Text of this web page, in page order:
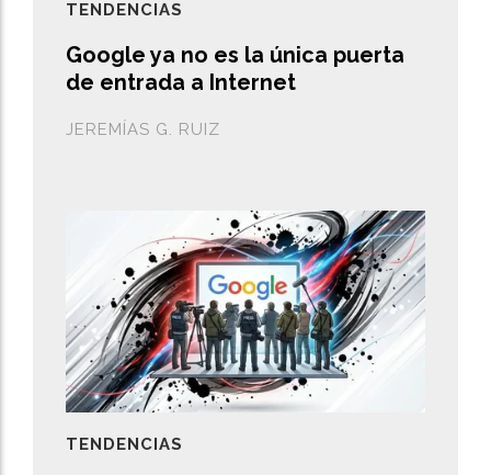
Google ya no es la única puerta
de entrada a Internet
JEREMÍAS G. RUIZ
TENDENCIAS
TENDENCIAS